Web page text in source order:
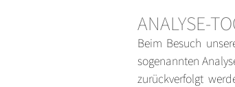
ANALYSE-
Beim Besuch
sogenannten
zurückverfolgt